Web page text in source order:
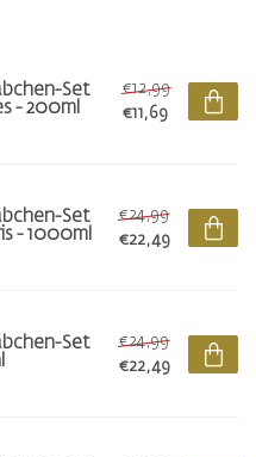
Set
- 200ml
€12,99
€11,69
Set
- 1000ml
€24,99
€22,49
Set
€24,99
€22,49